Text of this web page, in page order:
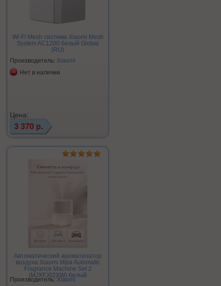
Wi-Fi Mesh система Xiaomi Mesh
System AC1200 белый Global
(RU)
Производитель: Xiaomi
Нет в наличии
Цена:
3 370 р.
Автоматический ароматизатор
воздуха Xiaomi Mijia Automatic
Fragrance Machine Set 2
(MJXFJ02XW) белый
Производитель:Xiaomi